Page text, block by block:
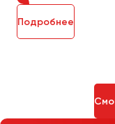
Подробнее